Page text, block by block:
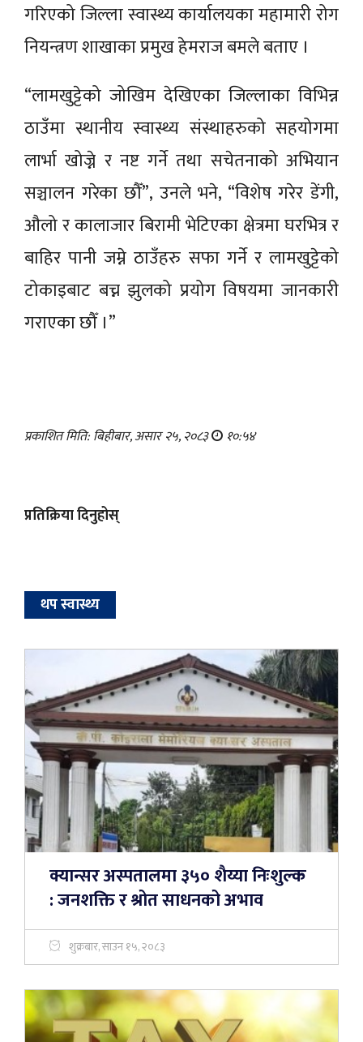
गरिएको जिल्ला स्वास्थ्य कार्यालयका महामारी रोग
नियन्त्रण शाखाका प्रमुख हेमराज बमले बताए ।
“लामखुट्टेको जोखिम देखिएका जिल्लाका विभिन्न
ठाउँमा स्थानीय स्वास्थ्य संस्थाहरुको सहयोगमा
लार्भा खोज्ने र नष्ट गर्ने तथा सचेतनाको अभियान
सञ्चालन गरेका छौँ”, उनले भने, “विशेष गरेर डेंगी,
औलो र कालाजार बिरामी भेटिएका क्षेत्रमा घरभित्र र
बाहिर पानी जम्ने ठाउँहरु सफा गर्ने र लामखुट्टेको
टोकाइबाट बच्न झुलको प्रयोग विषयमा जानकारी
गराएका छौँ ।”
प्रकाशित मिति: बिहीबार, असार २५, २०८३ १०:५४
प्रतिक्रिया दिनुहोस्
थप स्वास्थ्य
क्यान्सर अस्पतालमा ३५० शैय्या निःशुल्क
: जनशक्ति र श्रोत साधनको अभाव
शुक्रबार, साउन १५, २०८३